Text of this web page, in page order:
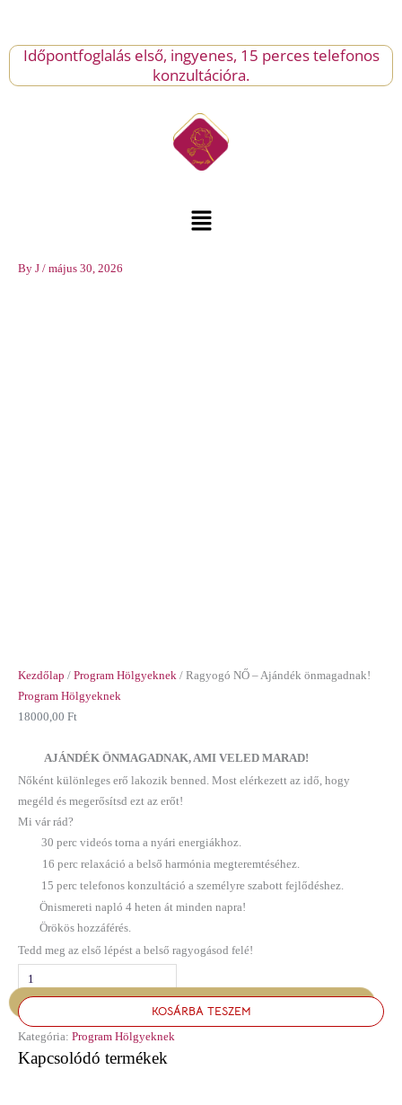
contentIdőpontfoglalás első, ingyenes, 15 perces telefonos
konzultációra.
Menu
By J / május 30, 2026
Kezdőlap / Program Hölgyeknek / Ragyogó NŐ – Ajándék önmagadnak!
Program Hölgyeknek
18000,00 Ft
AJÁNDÉK ÖNMAGADNAK, AMI VELED MARAD!
Nőként különleges erő lakozik benned. Most elérkezett az idő, hogy
megéld és megerősítsd ezt az erőt!
Mi vár rád?
30 perc videós torna a nyári energiákhoz.
16 perc relaxáció a belső harmónia megteremtéséhez.
15 perc telefonos konzultáció a személyre szabott fejlődéshez.
Önismereti napló 4 heten át minden napra!
Örökös hozzáférés.
Tedd meg az első lépést a belső ragyogásod felé!
Ragyogó
KOSÁRBA TESZEM
Kategória: Program Hölgyeknek
Kapcsolódó termékek
mennyiség